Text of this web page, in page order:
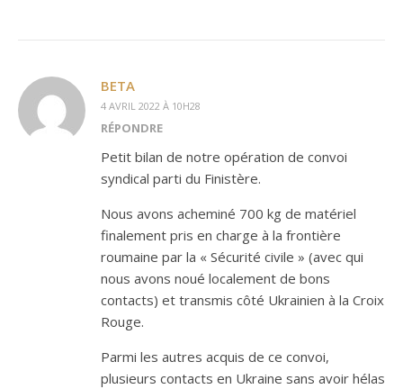
BETA
4 AVRIL 2022 À 10H28
RÉPONDRE
Petit bilan de notre opération de convoi
syndical parti du Finistère.
Nous avons acheminé 700 kg de matériel
finalement pris en charge à la frontière
roumaine par la « Sécurité civile » (avec qui
nous avons noué localement de bons
contacts) et transmis côté Ukrainien à la Croix
Rouge.
Parmi les autres acquis de ce convoi,
plusieurs contacts en Ukraine sans avoir hélas